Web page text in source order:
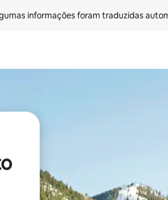
informações foram traduzidas